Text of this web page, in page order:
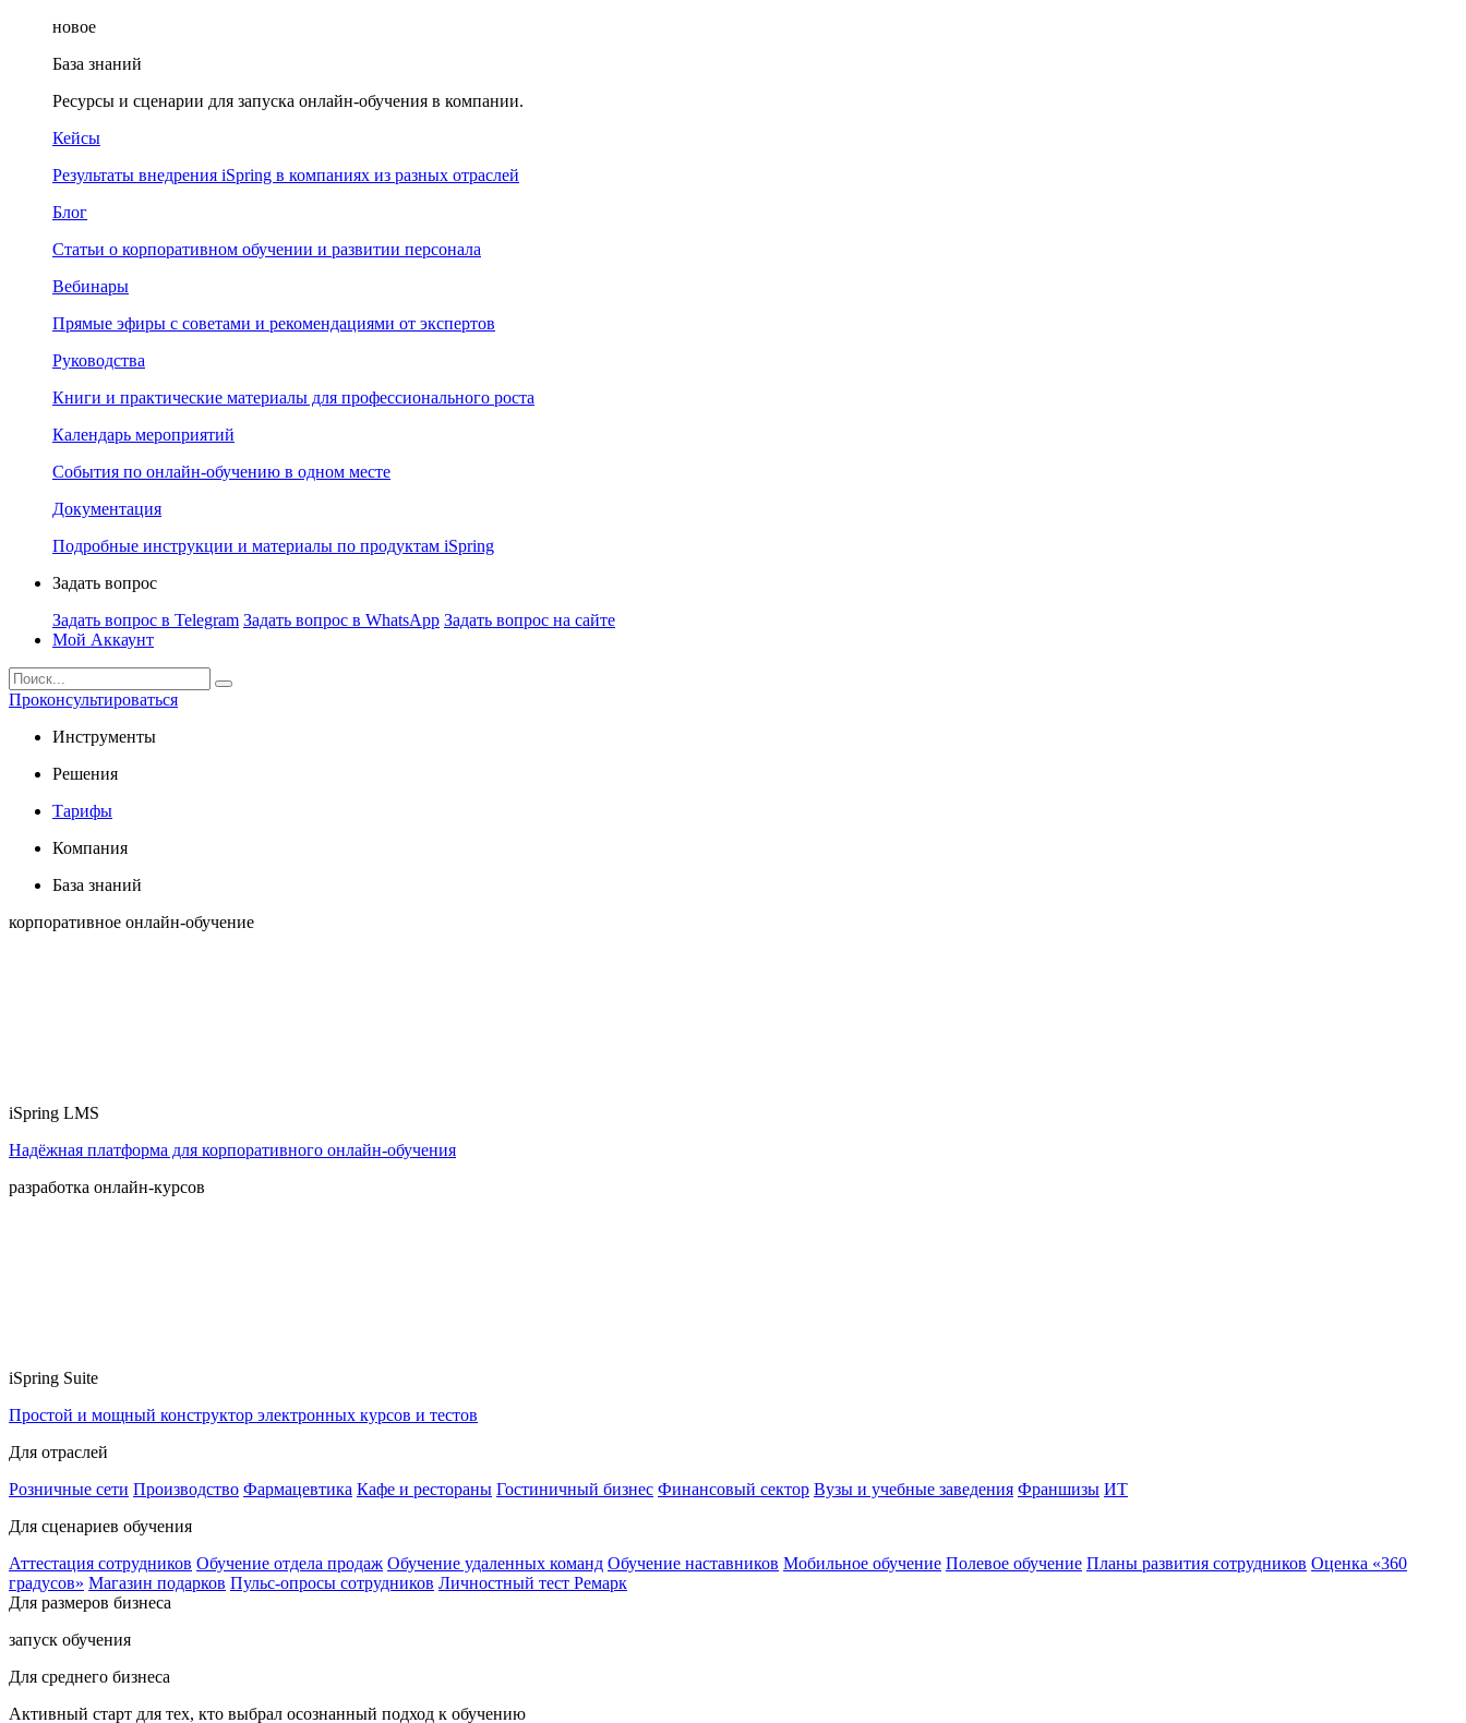
новое
База знаний
Ресурсы и сценарии для запуска онлайн-обучения в компании.
Кейсы
Результаты внедрения iSpring в компаниях из разных отраслей
Блог
Статьи о корпоративном обучении и развитии персонала
Вебинары
Прямые эфиры с советами и рекомендациями от экспертов
Руководства
Книги и практические материалы для профессионального роста
Календарь мероприятий
События по онлайн-обучению в одном месте
Документация
Подробные инструкции и материалы по продуктам iSpring
Задать вопрос
Задать вопрос в Telegram Задать вопрос в WhatsApp Задать вопрос на сайте
Мой Аккаунт
Проконсультироваться
Инструменты
Решения
Тарифы
Компания
База знаний
корпоративное онлайн-обучение
iSpring LMS
Надёжная платформа для корпоративного онлайн‑обучения
разработка онлайн-курсов
iSpring Suite
Простой и мощный конструктор электронных курсов и тестов
Для отраслей
Розничные сети Производство Фармацевтика Кафе и рестораны Гостиничный бизнес Финансовый сектор Вузы и учебные заведения Франшизы ИТ
Для сценариев обучения
Аттестация сотрудников Обучение отдела продаж Обучение удаленных команд Обучение наставников Мобильное обучение Полевое обучение Планы развития сотрудников Оценка «360
градусов» Магазин подарков Пульс-опросы сотрудников Личностный тест Ремарк
Для размеров бизнеса
запуск обучения
Для среднего бизнеса
Активный старт для тех, кто выбрал осознанный подход к обучению